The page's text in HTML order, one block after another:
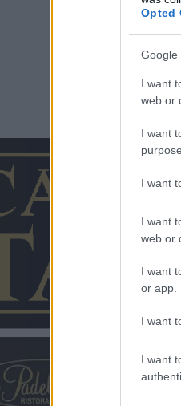
Opted
Google
I want
web or
I want
I want
I want
web or
I want
or app.
I want
I want